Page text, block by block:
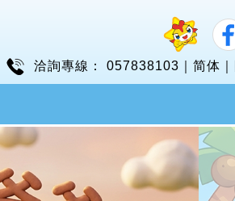
洽詢專線： 057838103 简体